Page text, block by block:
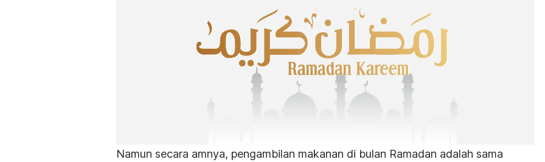
Namun secara amnya, pengambilan makanan di bulan Ramadan adalah sama